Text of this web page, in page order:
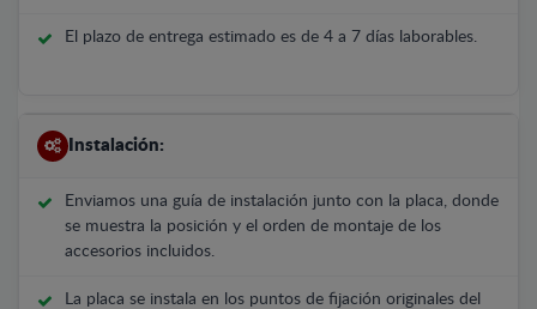
El plazo de entrega estimado es de 4 a 7 días laborables.
Instalación:
Enviamos una guía de instalación junto con la placa, donde
se muestra la posición y el orden de montaje de los
accesorios incluidos.
La placa se instala en los puntos de fijación originales del